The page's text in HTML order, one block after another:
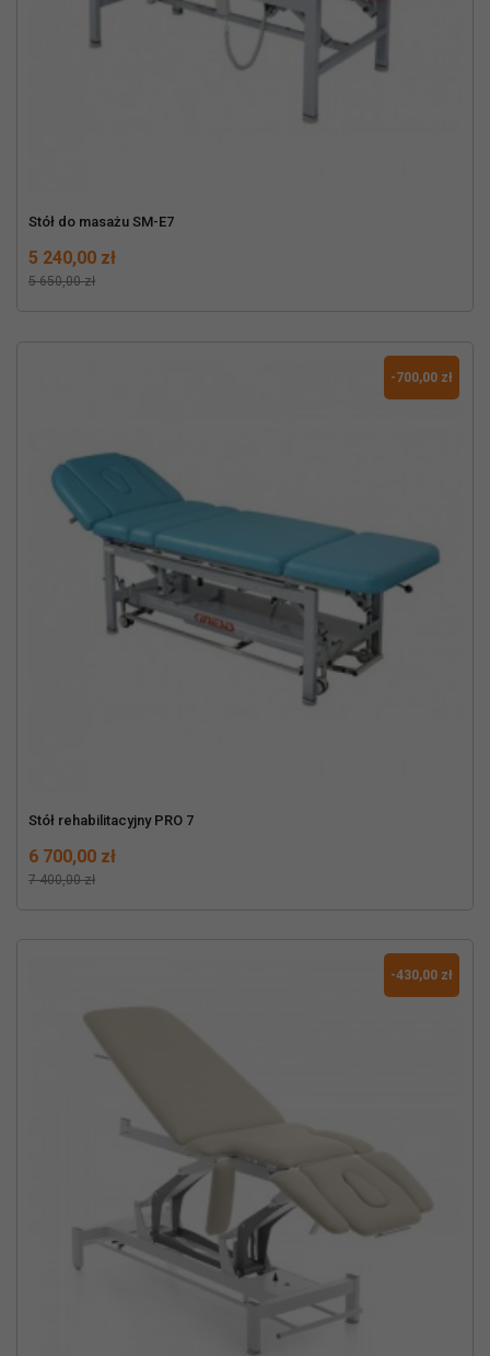
Stół do masażu SM-E7
Cena
5 240,00 zł
Normalna cena
5 650,00 zł
Stół rehabilitacyjny PRO 7
Cena
6 700,00 zł
Normalna cena
7 400,00 zł
-700,00 zł
-430,00 zł